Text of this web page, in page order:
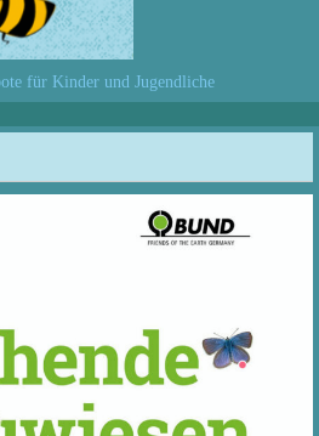
für Kinder und Jugendliche